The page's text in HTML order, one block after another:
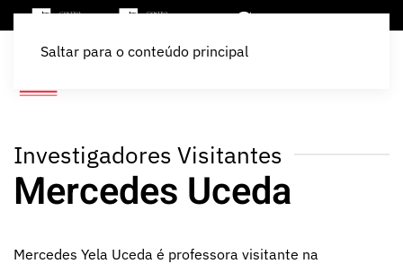
Saltar para o conteúdo principal
Investigadores Visitantes
Mercedes Uceda
Mercedes Yela Uceda é professora visitante na